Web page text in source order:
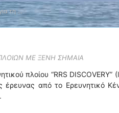
τη …
ΠΛΟΙΩΝ ΜΕ ΞΕΝΗ ΣΗΜΑΙΑ
πλοίου “RRS
έρευνας από το Ερευνητικό